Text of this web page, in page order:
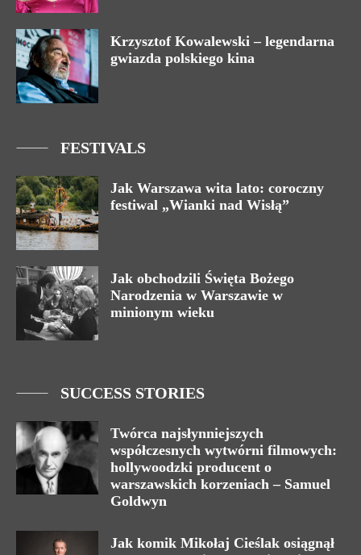
Krzysztof Kowalewski – legendarna
gwiazda polskiego kina
FESTIVALS
Jak Warszawa wita lato: coroczny
festiwal „Wianki nad Wisłą”
Jak obchodzili Święta Bożego
Narodzenia w Warszawie w
minionym wieku
SUCCESS STORIES
Twórca najsłynniejszych
współczesnych wytwórni filmowych:
hollywoodzki producent o
warszawskich korzeniach – Samuel
Goldwyn
Jak komik Mikołaj Cieślak osiągnął